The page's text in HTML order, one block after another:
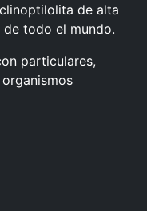
de alta
de todo el mundo.
particulares,